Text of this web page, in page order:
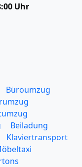
Uhr
Büroumzug
Beiladung
Klaviertransport